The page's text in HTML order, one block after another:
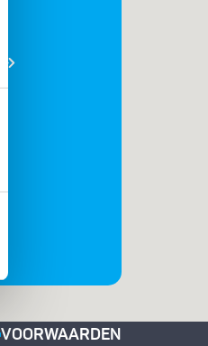
VOORWAARDEN